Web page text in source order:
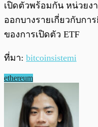
เปิดตัวพร้อมกัน หน่วยง
ออกบางรายเกี่ยวกับกา
ของการเปิดตัว ETF
ที่มา: bitcoinsistemi
ethereum